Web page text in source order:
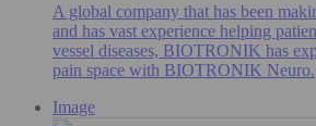
A global company that has been
and has vast experience helping
vessel diseases, BIOTRONIK has
pain space with BIOTRONIK Neuro.
Image